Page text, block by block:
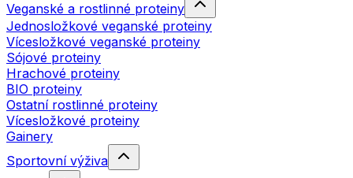
Veganské a rostlinné proteiny
Jednosložkové veganské proteiny
Vícesložkové veganské proteiny
Sójové proteiny
Hrachové proteiny
BIO proteiny
Ostatní rostlinné proteiny
Vícesložkové proteiny
Gainery
Sportovní výživa